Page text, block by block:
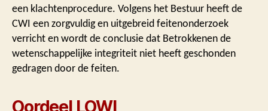
een klachtenprocedure. Volgens het Bestuur heeft de
CWI een zorgvuldig en uitgebreid feitenonderzoek
verricht en wordt de conclusie dat Betrokkenen de
wetenschappelijke integriteit niet heeft geschonden
gedragen door de feiten.
Oordeel LOWI